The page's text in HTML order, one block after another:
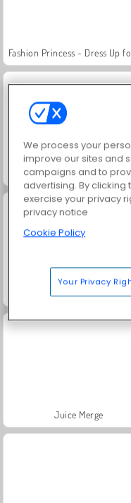
Farm Merge Valley
Royal Story
Juice Merge
We process your
improve our sites and
campaigns and to
advertising. By clicking
exercise your privacy
privacy notice
Cookie Policy
Your Privacy